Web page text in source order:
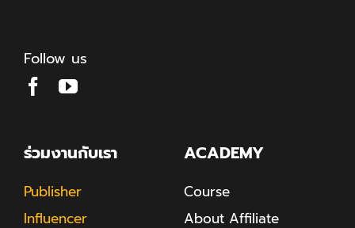
Follow us
ร่วมงานกับเรา
Publisher
Influencer
ACADEMY
Course
About Affiliate